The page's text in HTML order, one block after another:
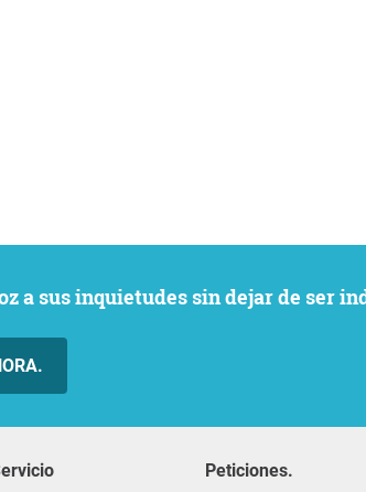
a sus inquietudes sin dejar de ser
servicio Peticiones.